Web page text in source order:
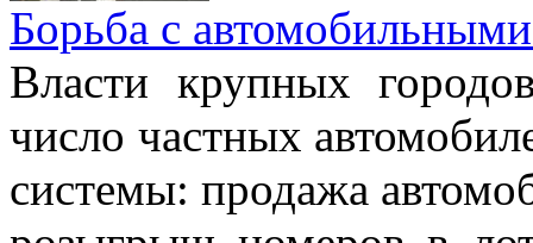
Борьба с
Власти крупных
число частных
системы: продажа